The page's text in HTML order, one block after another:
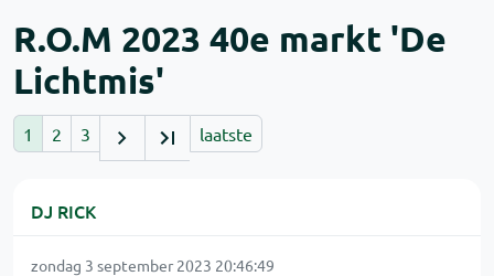
R.O.M 2023 40e markt 'De
Lichtmis'
1 2 3 laatste
DJ RICK
zondag 3 september 2023 20:46:49